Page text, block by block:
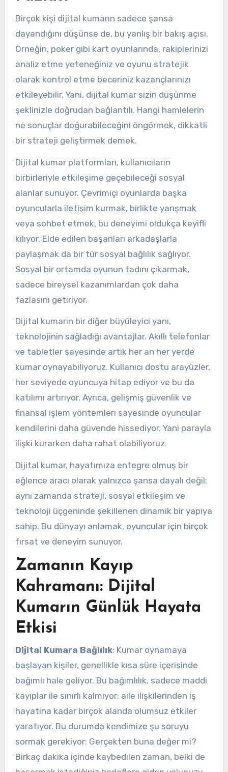
Birçok kişi dijital kumarın sadece şansa
dayandığını düşünse de, bu yanlış bir bakış açısı.
Örneğin, poker gibi kart oyunlarında, rakiplerinizi
analiz etme yeteneğiniz ve oyunu stratejik
olarak kontrol etme beceriniz kazançlarınızı
etkileyebilir. Yani, dijital kumar sizin düşünme
şeklinizle doğrudan bağlantılı. Hangi hamlelerin
ne sonuçlar doğurabileceğini öngörmek, dikkatli
bir strateji geliştirmek demek.
Dijital kumar platformları, kullanıcıların
birbirleriyle etkileşime geçebileceği sosyal
alanlar sunuyor. Çevrimiçi oyunlarda başka
oyuncularla iletişim kurmak, birlikte yarışmak
veya sohbet etmek, bu deneyimi oldukça keyifli
kılıyor. Elde edilen başarıları arkadaşlarla
paylaşmak da bir tür sosyal bağlılık sağlıyor.
Sosyal bir ortamda oyunun tadını çıkarmak,
sadece bireysel kazanımlardan çok daha
fazlasını getiriyor.
Dijital kumarın bir diğer büyüleyici yanı,
teknolojinin sağladığı avantajlar. Akıllı telefonlar
ve tabletler sayesinde artık her an her yerde
kumar oynayabiliyoruz. Kullanıcı dostu arayüzler,
her seviyede oyuncuya hitap ediyor ve bu da
katılımı artırıyor. Ayrıca, gelişmiş güvenlik ve
finansal işlem yöntemleri sayesinde oyuncular
kendilerini daha güvende hissediyor. Yani parayla
ilişki kurarken daha rahat olabiliyoruz.
Dijital kumar, hayatımıza entegre olmuş bir
eğlence aracı olarak yalnızca şansa dayalı değil;
aynı zamanda strateji, sosyal etkileşim ve
teknoloji üçgeninde şekillenen dinamik bir yapıya
sahip. Bu dünyayı anlamak, oyuncular için birçok
fırsat ve deneyim sunuyor.
Zamanın Kayıp
Kahramanı: Dijital
Kumarın Günlük Hayata
Etkisi
Dijital Kumara Bağlılık: Kumar oynamaya
başlayan kişiler, genellikle kısa süre içerisinde
bağımlı hale geliyor. Bu bağımlılık, sadece maddi
kayıplar ile sınırlı kalmıyor; aile ilişkilerinden iş
hayatına kadar birçok alanda olumsuz etkiler
yaratıyor. Bu durumda kendimize şu soruyu
sormak gerekiyor: Gerçekten buna değer mi?
Birkaç dakika içinde kaybedilen zaman, belki de